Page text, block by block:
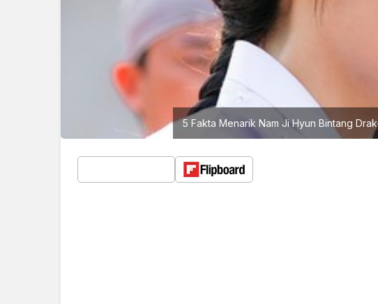
5 Fakta Menarik Nam Ji Hyun Bintang